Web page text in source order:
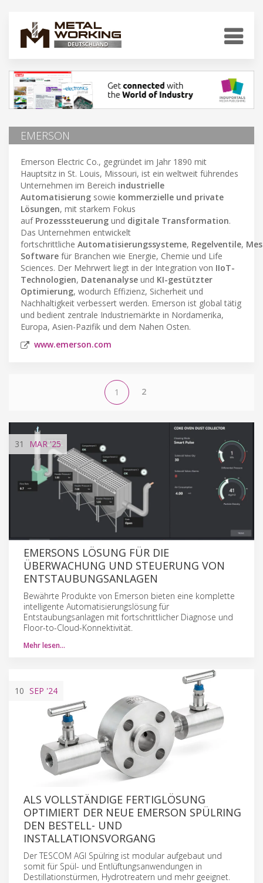
EMERSON
Emerson Electric Co., gegründet im Jahr 1890 mit
Hauptsitz in St. Louis, Missouri, ist ein weltweit führendes
Unternehmen im Bereich industrielle
Automatisierung sowie kommerzielle und private
Lösungen, mit starkem Fokus
auf Prozesssteuerung und digitale Transformation.
Das Unternehmen entwickelt
fortschrittliche Automatisierungssysteme, Regelventile,
Software für Branchen wie Energie, Chemie und Life
Sciences. Der Mehrwert liegt in der Integration von IIoT-
Technologien, Datenanalyse und KI-gestützter
Optimierung, wodurch Effizienz, Sicherheit und
Nachhaltigkeit verbessert werden. Emerson ist global tätig
und bedient zentrale Industriemärkte in Nordamerika,
Europa, Asien-Pazifik und dem Nahen Osten.
www.emerson.com
1 2
31 MAR'25
EMERSONS LÖSUNG FÜR DIE
ÜBERWACHUNG UND STEUERUNG VON
ENTSTAUBUNGSANLAGEN
Bewährte Produkte von Emerson bieten eine komplette
intelligente Automatisierungslösung für
Entstaubungsanlagen mit fortschrittlicher Diagnose und
Floor-to-Cloud-Konnektivität.
Mehr lesen…
10 SEP '24
ALS VOLLSTÄNDIGE FERTIGLÖSUNG
OPTIMIERT DER NEUE EMERSON SPÜLRING
DEN BESTELL- UND
INSTALLATIONSVORGANG
Der TESCOM AGI Spülring ist modular aufgebaut und
somit für Spül- und Entlüftungsanwendungen in
Destillationstürmen, Hydrotreatern und mehr geeignet.